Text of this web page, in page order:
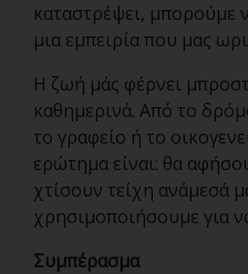
καταστρέψει, μπορούμε
μια εμπειρία που μας
Η ζωή μάς φέρνει
καθημερινά. Από το
το γραφείο ή το
ερώτημα είναι: θα
χτίσουν τείχη ανάμεσά
χρησιμοποιήσουμε για
Συμπέρασμα